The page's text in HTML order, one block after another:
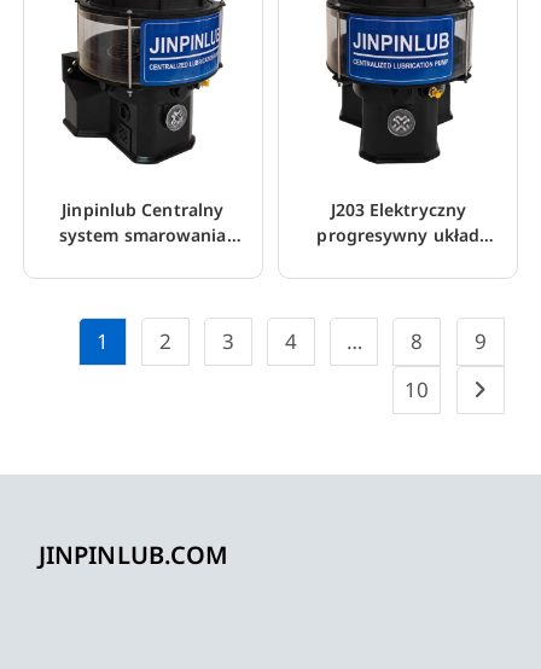
Jinpinlub Centralny
system smarowania
smarowa
J203 Elektryczny
progresywny układ
1 2 3 4 … 8
9
10
JINPINLUB.COM